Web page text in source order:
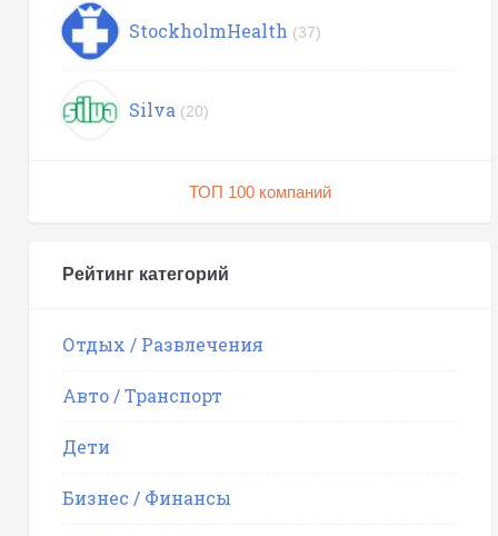
StockholmHealth (37)
Silva (20)
ТОП 100 компаний
Рейтинг категорий
Отдых / Развлечения
Авто / Транспорт
Дети
Бизнес / Финансы